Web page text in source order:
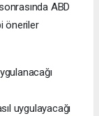
ABD
öneriler
uygulayacağı